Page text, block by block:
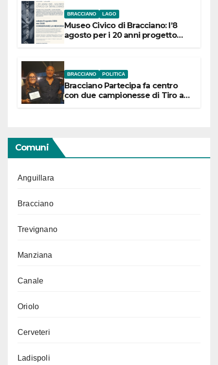
BRACCIANO LAGO
Museo Civico di Bracciano: l’8
agosto per i 20 anni progetto
BRACCIANO POLITICA
Bracciano Partecipa fa centro
con due campionesse di Tiro a
Comuni
Anguillara
Bracciano
Trevignano
Manziana
Canale
Oriolo
Cerveteri
Ladispoli